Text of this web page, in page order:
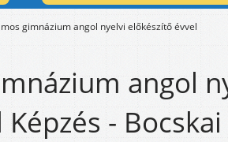
gimnázium angol nyelvi előkészítő évvel
angol
- Bocskai